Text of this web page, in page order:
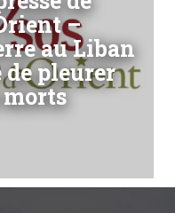
–
au Liban
de pleurer
morts